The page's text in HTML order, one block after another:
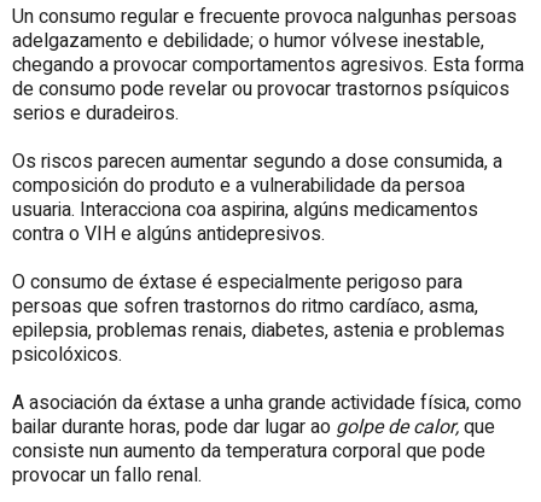
Un consumo regular e frecuente provoca nalgunhas persoas
adelgazamento e debilidade; o humor vólvese inestable,
chegando a provocar comportamentos agresivos. Esta forma
de consumo pode revelar ou provocar trastornos psíquicos
serios e duradeiros.
Os riscos parecen aumentar segundo a dose consumida, a
composición do produto e a vulnerabilidade da persoa
usuaria. Interacciona coa aspirina, algúns medicamentos
contra o VIH e algúns antidepresivos.
O consumo de éxtase é especialmente perigoso para
persoas que sofren trastornos do ritmo cardíaco, asma,
epilepsia, problemas renais, diabetes, astenia e problemas
psicolóxicos.
A asociación da éxtase a unha grande actividade física, como
bailar durante horas, pode dar lugar ao golpe de calor,que
consiste nun aumento da temperatura corporal que pode
provocar un fallo renal.